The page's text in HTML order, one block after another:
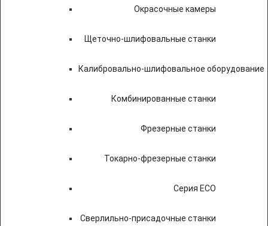
Окрасочные камеры
Щеточно-шлифовальные станки
Калибровально-шлифовальное оборудование
Комбинированные станки
Фрезерные станки
Токарно-фрезерные станки
Серия ECO
Сверлильно-присадочные станки